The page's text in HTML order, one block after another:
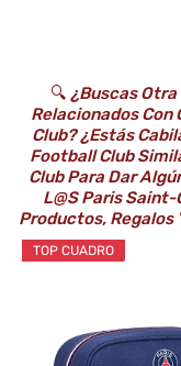
🔍 ¿Buscas Otra
Relacionados
Club? ¿Estás
Football Club
Club Para Dar
L@s Paris Saint-
Productos, Regalos
TOP CUADRO